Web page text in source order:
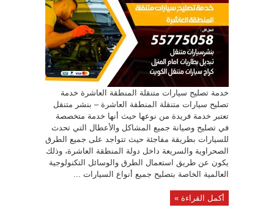
خدمة تصليح سيارات متنقلة المنطقة العاشرة خدمة
تصليح سيارات متنقلة المنطقة العاشرة – بنشر متنقل
تعتبر خدمة فريدة من نوعها حيث أنها خدمة متخصصة
في تصليح وصيانة جميع المشاكل والأعطال التي تحدث
للسيارات بطريقة مفاجئة حيث تتواجد على جميع الطرق
الصحراوية والسريعة داخل دولة المنطقة العاشرة، وذلك
يكون عن طريق استعمال الطرق والوسائل التكنولوجية
العالمية الخاصة بتصليح جميع أنواع السيارات ...
أكمل القراءة »